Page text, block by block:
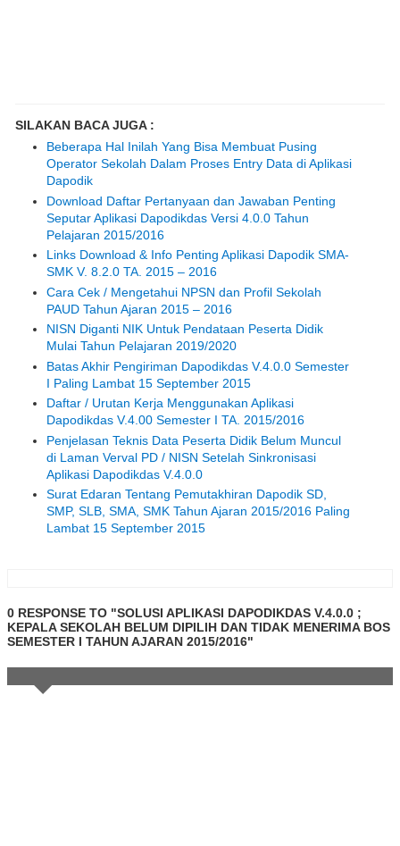
SILAKAN BACA JUGA :
Beberapa Hal Inilah Yang Bisa Membuat Pusing
Operator Sekolah Dalam Proses Entry Data di Aplikasi
Dapodik
Download Daftar Pertanyaan dan Jawaban Penting
Seputar Aplikasi Dapodikdas Versi 4.0.0 Tahun
Pelajaran 2015/2016
Links Download & Info Penting Aplikasi Dapodik SMA-
SMK V. 8.2.0 TA. 2015 – 2016
Cara Cek / Mengetahui NPSN dan Profil Sekolah
PAUD Tahun Ajaran 2015 – 2016
NISN Diganti NIK Untuk Pendataan Peserta Didik
Mulai Tahun Pelajaran 2019/2020
Batas Akhir Pengiriman Dapodikdas V.4.0.0 Semester
I Paling Lambat 15 September 2015
Daftar / Urutan Kerja Menggunakan Aplikasi
Dapodikdas V.4.00 Semester I TA. 2015/2016
Penjelasan Teknis Data Peserta Didik Belum Muncul
di Laman Verval PD / NISN Setelah Sinkronisasi
Aplikasi Dapodikdas V.4.0.0
Surat Edaran Tentang Pemutakhiran Dapodik SD,
SMP, SLB, SMA, SMK Tahun Ajaran 2015/2016 Paling
Lambat 15 September 2015
0 RESPONSE TO "SOLUSI APLIKASI DAPODIKDAS V.4.0.0 ;
KEPALA SEKOLAH BELUM DIPILIH DAN TIDAK MENERIMA BOS
SEMESTER I TAHUN AJARAN 2015/2016"